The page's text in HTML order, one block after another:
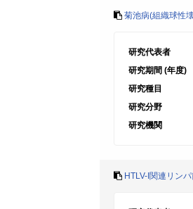
菊池病(組織球性
研究代表者
研究期間 (年度)
研究種目
研究分野
研究機関
HTLV-I関連リン